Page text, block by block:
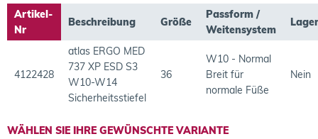
Artikel-
Nr
Beschreibung Größe
Passform /
Weitensystem
4122428
atlas ERGO MED
737 XP ESD S3
W10-W14
Sicherheitsstiefel
36
W10 - Normal
Breit für
normale Füße
Nein
WÄHLEN SIE IHRE GEWÜNSCHTE VARIANTE